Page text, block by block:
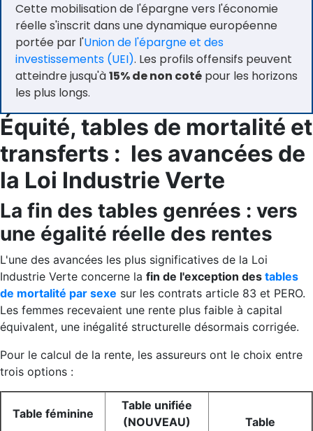
Cette mobilisation de l'épargne vers l'économie
réelle s'inscrit dans une dynamique européenne
portée par l'Union de l'épargne et des
investissements (UEI). Les profils offensifs peuvent
atteindre jusqu'à15% de non coté pour les horizons
les plus longs.
Équité, tables de mortalité et
transferts : les avancées de
la Loi Industrie Verte
La fin des tables genrées : vers
une égalité réelle des rentes
L'une des avancées les plus significatives de la Loi
Industrie Verte concerne la fin de l'exception des tables
de mortalité par sexe sur les contrats article 83 et PERO.
Les femmes recevaient une rente plus faible à capital
équivalent, une inégalité structurelle désormais corrigée.
Pour le calcul de la rente, les assureurs ont le choix entre
trois options :
Table féminine
Table unifiée
(NOUVEAU)
Table